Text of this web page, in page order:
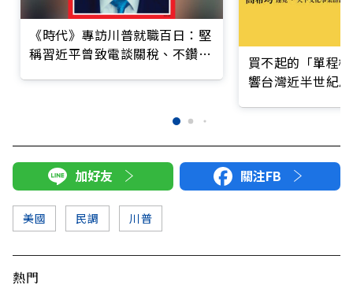
《時代》專訪川普就職百日：堅
稱習近平曾致電談關稅、不鑽漏
買不起的「單程
響台灣近半世紀
加好友 關注FB
美國 民調 川普
熱門